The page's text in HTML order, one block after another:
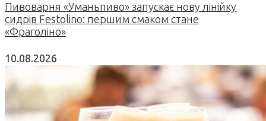
Пивоварня «Уманьпиво» запускає нову лінійку
сидрів Festolino: першим смаком стане
«Фраголіно»
10.08.2026